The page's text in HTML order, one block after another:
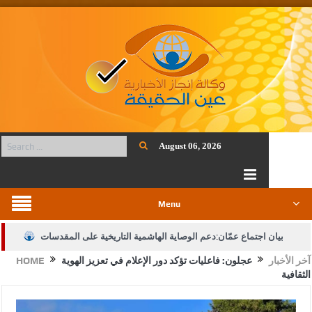
August 06, 2026
Menu
بيان اجتماع عمّان:دعم الوصاية الهاشمية التاريخية على المقدسات
الإسلامية والمسيحية HOME آخر الأخبار
عجلون: فاعليات تؤكد دور الإعلام في تعزيز الهوية
الثقافية